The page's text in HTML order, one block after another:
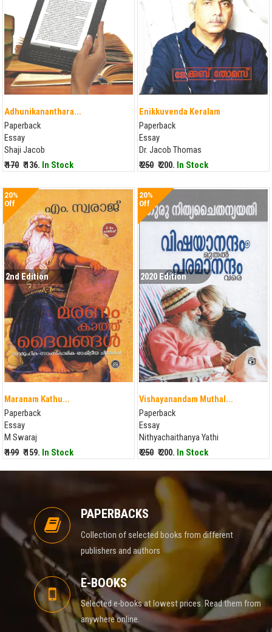
Adhunikananthara...
Paperback
Essay
Shaji Jacob
₹ 170 ₹ 136. In Stock
Enikkuvenda Keralam
Paperback
Essay
Dr. Jacob Thomas
₹ 250 ₹ 200. In Stock
20%
Off
2nd Edition
Maranam Kathu...
Paperback
Essay
M Swaraj
₹ 199 ₹ 159. In Stock
20%
Off
2020 Edition
Vishayanandam Muthal...
Paperback
Essay
Nithyachaithanya Yathi
₹ 250 ₹ 200. In Stock
PAPERBACKS
Collection of selected books from different
publishers and authors
E-BOOKS
Selected e-books at lowest prices. Read them from
anywhere online.